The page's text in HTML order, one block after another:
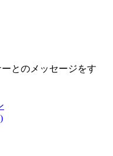
とのメッセージをす